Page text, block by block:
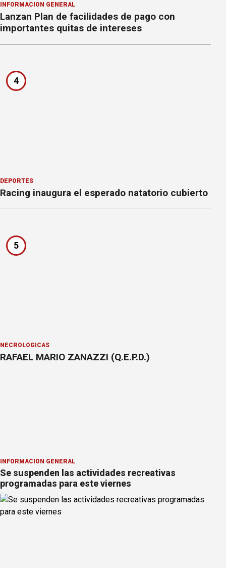
INFORMACION GENERAL
Lanzan Plan de facilidades de pago con
importantes quitas de intereses
4
DEPORTES
Racing inaugura el esperado natatorio cubierto
5
NECROLÓGICAS
RAFAEL MARIO ZANAZZI (Q.E.P.D.)
INFORMACION GENERAL
Se suspenden las actividades recreativas
programadas para este viernes